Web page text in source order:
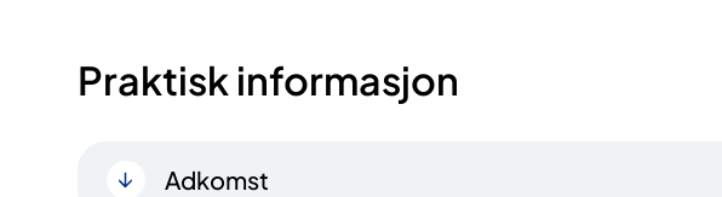
Praktisk informasjon
Adkomst